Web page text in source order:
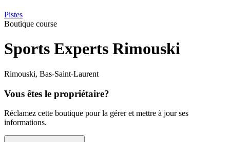
Pistes
Boutique course
Sports Experts Rimouski
Rimouski, Bas-Saint-Laurent
Vous êtes le propriétaire?
Réclamez cette boutique pour la gérer et mettre à jour ses
informations.